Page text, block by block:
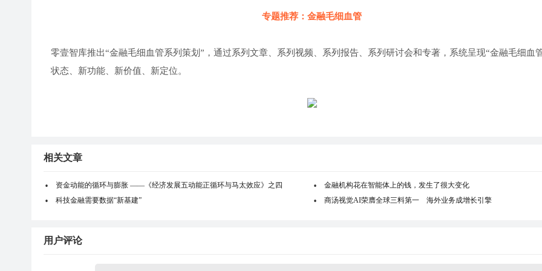
专题推荐：金融毛细血管
零壹智库推出“金融毛细血管系列策划”，通过系列文章、系列视频、系列报告、系列研讨会和专著，系统呈现“金融毛细血
状态、新功能、新价值、新定位。
相关文章
资金动能的循环与膨胀 ——《经济发展五动能正循环与马太效应》之四
金融机构花在智能体上的钱，发生了很大变化
科技金融需要数据“新基建”
商汤视觉AI荣膺全球三料第一 海外业务成增长引擎
用户评论